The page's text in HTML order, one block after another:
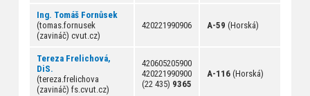
Ing. Tomáš Fornůsek
(tomas.fornusek
(zavináč) cvut.cz)
420221990906 A-59 (Horská)
Tereza Frelichová,
DiS.
(tereza.frelichova
(zavináč) fs.cvut.cz)
420605205900
420221990900
(22 435) 9365
A-116(Horská)